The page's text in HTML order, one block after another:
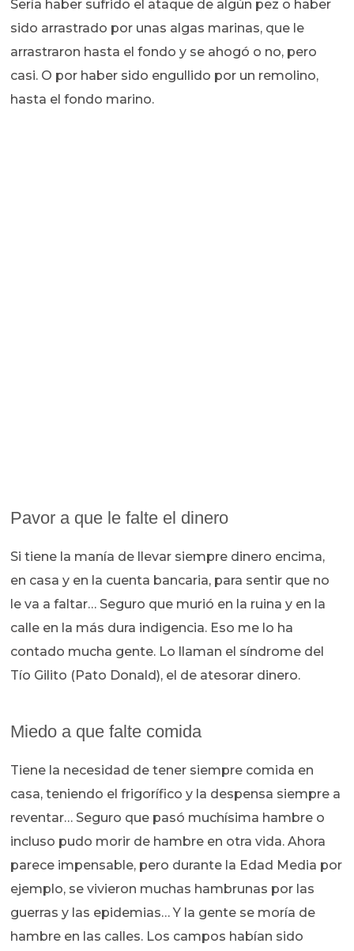
Sería haber sufrido el ataque de algún pez o haber
sido arrastrado por unas algas marinas, que le
arrastraron hasta el fondo y se ahogó o no, pero
casi. O por haber sido engullido por un remolino,
hasta el fondo marino.
Pavor a que le falte el dinero
Si tiene la manía de llevar siempre dinero encima,
en casa y en la cuenta bancaria, para sentir que no
le va a faltar… Seguro que murió en la ruina y en la
calle en la más dura indigencia. Eso me lo ha
contado mucha gente. Lo llaman el síndrome del
Tío Gilito (Pato Donald), el de atesorar dinero.
Miedo a que falte comida
Tiene la necesidad de tener siempre comida en
casa, teniendo el frigorífico y la despensa siempre a
reventar… Seguro que pasó muchísima hambre o
incluso pudo morir de hambre en otra vida. Ahora
parece impensable, pero durante la Edad Media por
ejemplo, se vivieron muchas hambrunas por las
guerras y las epidemias… Y la gente se moría de
hambre en las calles. Los campos habían sido